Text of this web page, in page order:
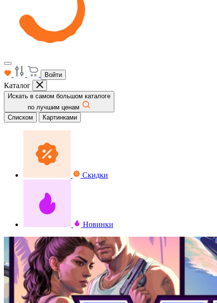
Войти
Каталог
Искать в самом большом каталоге
по лучшим ценам
Списком
Картинками
Скидки
Новинки